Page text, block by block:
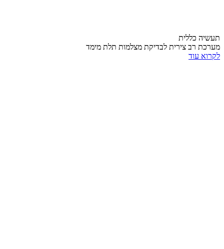
תעשיה כללית
מערכת רב צירית לבדיקת מצלמות תלת מימד
לקרוא עוד